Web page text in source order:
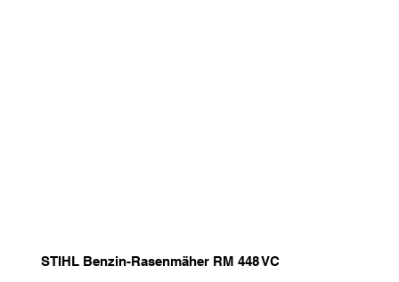
STIHL Benzin-Rasenmäher RM 448 VC